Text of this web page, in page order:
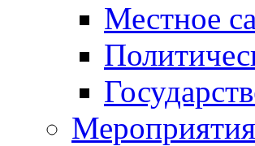
Местное
Мероприятия